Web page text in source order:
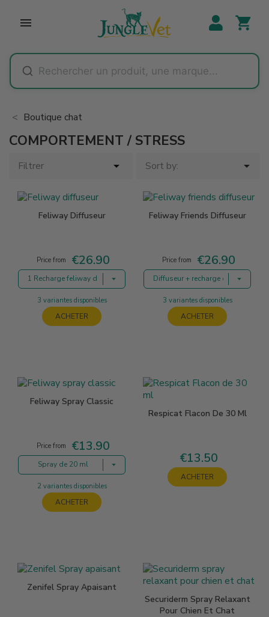
 shopping_cart
Boutique chat
COMPORTEMENT / STRESS
Filtrer  Sort by: 
Feliway Diffuseur
Price from Price
€26.90
1 Recharge feliway de 48 ml
3 variantes disponibles
ACHETER
Feliway Friends Diffuseur
Price from Price
€26.90
Diffuseur + recharge de 48 ml
3 variantes disponibles
ACHETER
Feliway Spray Classic
Price from Price
€13.90
Spray de 20 ml
2 variantes disponibles
ACHETER
Respicat Flacon De 30 Ml
Price
€13.50
ACHETER
Zenifel Spray Apaisant
Securiderm Spray Relaxant
Pour Chien Et Chat